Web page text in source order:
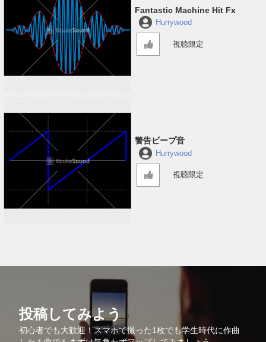
Fantastic Machine Hit Fx
Hurrywood
視聴限定
警告ビープ音
Hurrywood
視聴限定
投稿してみよう
初心者でも大歓迎！スマホで撮った1枚でも学生時代に作曲